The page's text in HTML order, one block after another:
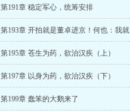
第191章 稳定军心，统筹安排
第193章 开拍就是董卓进京！何也：我就
第195章 苍生为药，欲治汉疾（上）
第197章 以身为药，欲治汉疾（下）
第199章 蠢笨的大鹅来了